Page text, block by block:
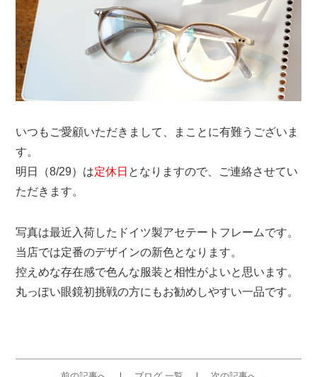
いつもご愛顧いただきまして、まことに有難うございま
す。
明日（8/29）は定休日 となりますので、ご連絡させてい
ただきます。
写真は最近入荷したドイツ製アセテートフレームです。
当店では定番のデザインの新色となります。
控えめな存在感で色んな服装と相性がよいと思います。
丸っぽい眼鏡初挑戦の方にもお勧めしやすい一品です。